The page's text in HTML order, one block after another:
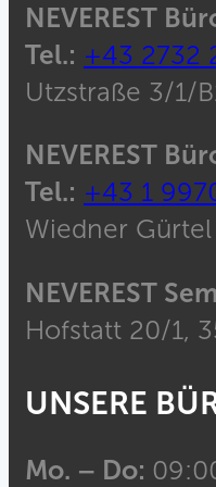
NEVEREST
Tel.: +43 2732
Utzstraße 3/1/
NEVEREST
Tel.: +43 1
Wiedner
NEVEREST
Hofstatt 20/1,
UNSERE
Mo. – Do: